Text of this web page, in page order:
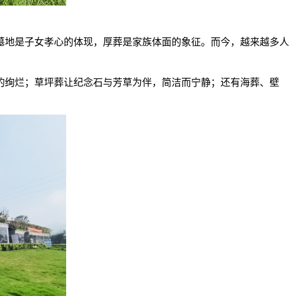
是子女孝心的体现，厚葬是家族体面的象征。而今，越来越多人
烂；草坪葬让纪念石与芳草为伴，简洁而宁静；还有海葬、壁